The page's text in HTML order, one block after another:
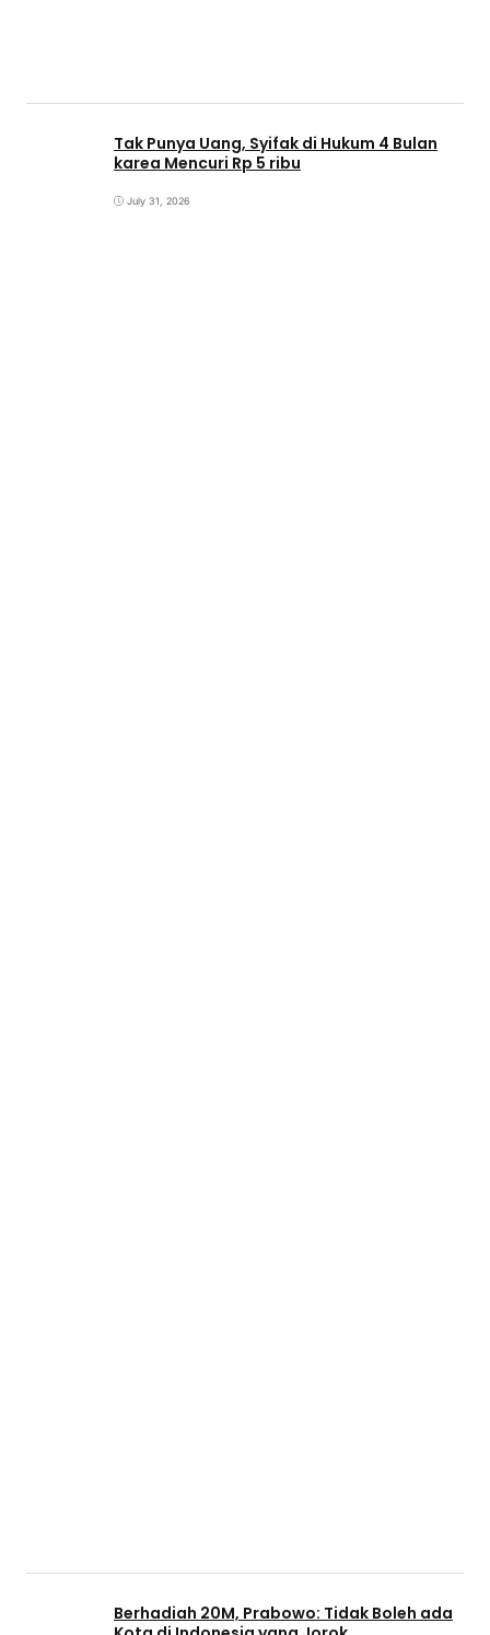
Tak Punya Uang, Syifak di Hukum 4 Bulan
karea Mencuri Rp 5 ribu
July 31, 2026
Berhadiah 20M, Prabowo: Tidak Boleh ada